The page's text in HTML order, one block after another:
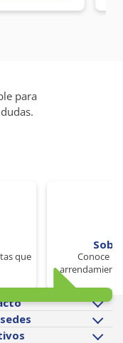
para
que
Conoce